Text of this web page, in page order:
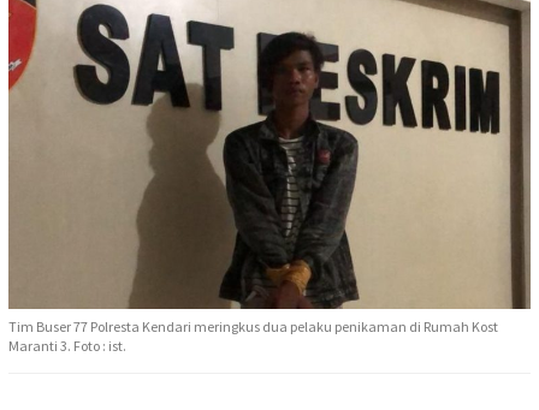
Tim Buser 77 Polresta Kendari meringkus dua pelaku penikaman di Rumah Kost
Maranti 3. Foto : ist.